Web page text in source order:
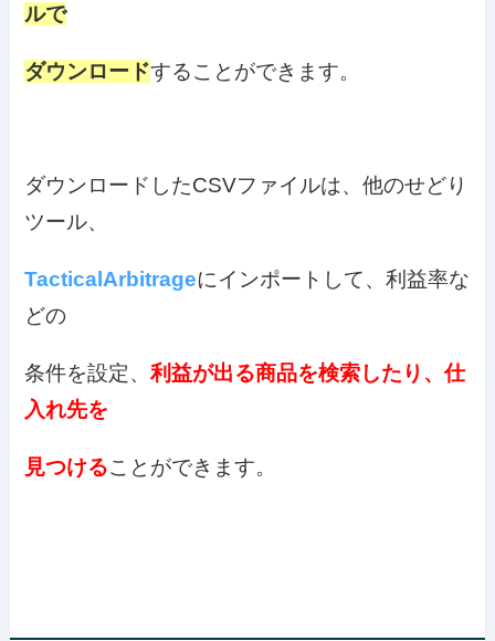
ルで
ダウンロードすることができます。
ダウンロードしたCSVファイルは、他のせどり
ツール、
TacticalArbitrageにインポートして、利益率な
どの
条件を設定、利益が出る商品を検索したり、仕
入れ先を
見つけることができます。